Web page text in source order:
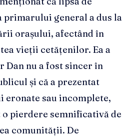
primarului general a dus la
orașului, afectând în
vieții cetățenilor. Ea a
Dan nu a fost sincer în
și că a prezentat
sau incomplete,
o pierdere semnificativă de
comunității. De